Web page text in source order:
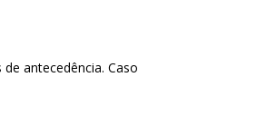
antecedência. Caso